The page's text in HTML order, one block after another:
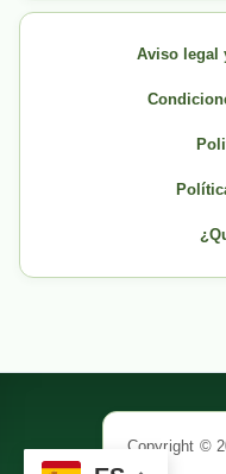
Aviso legal
Copyright ©